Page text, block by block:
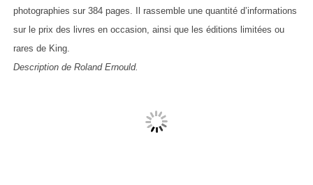
photographies sur 384 pages. Il rassemble une quantité d’informations
sur le prix des livres en occasion, ainsi que les éditions limitées ou
rares de King.
Description de Roland Ernould.